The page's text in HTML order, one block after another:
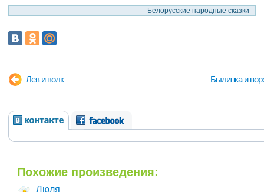
Белорусские народные сказки
Лев и волк Былинка и
Похожие произведения:
Люля